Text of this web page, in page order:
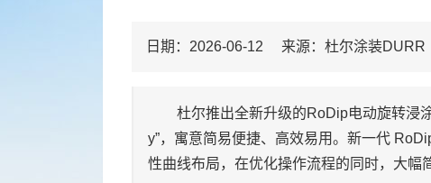
日期：2026-06-12 来源：杜尔涂装DURR
杜尔推出全新升级的RoDip电动旋转浸涂
y”，寓意简易便捷、高效易用。新一代
性曲线布局，在优化操作流程的同时，大幅